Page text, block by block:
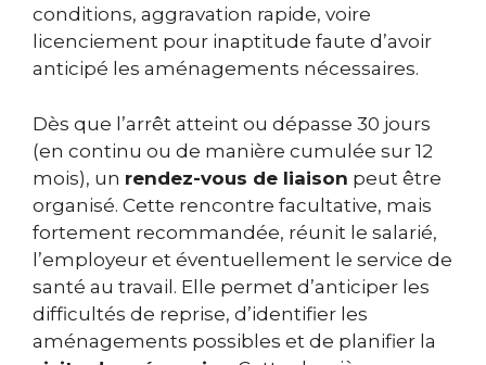
conditions, aggravation rapide, voire
licenciement pour inaptitude faute d’avoir
anticipé les aménagements nécessaires.
Dès que l’arrêt atteint ou dépasse 30 jours
(en continu ou de manière cumulée sur 12
mois), un rendez-vous de liaison peut être
organisé. Cette rencontre facultative, mais
fortement recommandée, réunit le salarié,
l’employeur et éventuellement le service de
santé au travail. Elle permet d’anticiper les
difficultés de reprise, d’identifier les
aménagements possibles et de planifier la